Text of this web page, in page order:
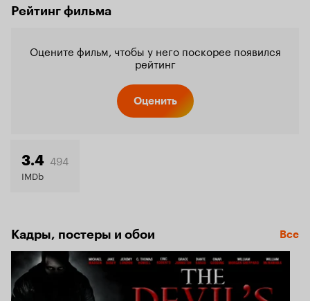
Рейтинг фильма
Оцените фильм, чтобы у него поскорее появился
рейтинг
Оценить
3.4 494
IMDb
Кадры, постеры и обои Все